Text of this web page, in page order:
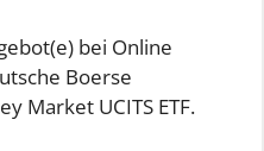
bei Online
Boerse
Market UCITS ETF.